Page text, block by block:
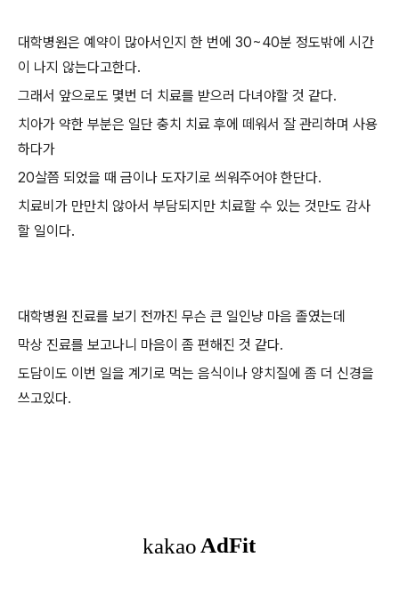
대학병원은 예약이 많아서인지 한 번에 30~40분 정도밖에 시간
이 나지 않는다고한다.
그래서 앞으로도 몇번 더 치료를 받으러 다녀야할 것 같다.
치아가 약한 부분은 일단 충치 치료 후에 떼워서 잘 관리하며 사용
하다가
20살쯤 되었을 때 금이나 도자기로 씌워주어야 한단다.
치료비가 만만치 않아서 부담되지만 치료할 수 있는 것만도 감사
할 일이다.
대학병원 진료를 보기 전까진 무슨 큰 일인냥 마음 졸였는데
막상 진료를 보고나니 마음이 좀 편해진 것 같다.
도담이도 이번 일을 계기로 먹는 음식이나 양치질에 좀 더 신경을
쓰고있다.